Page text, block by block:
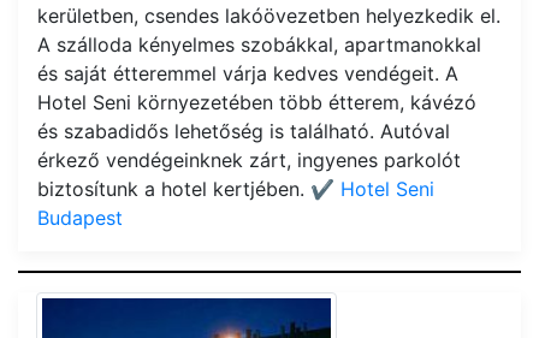
kerületben, csendes lakóövezetben helyezkedik el.
A szálloda kényelmes szobákkal, apartmanokkal
és saját étteremmel várja kedves vendégeit. A
Hotel Seni környezetében több étterem, kávézó
és szabadidős lehetőség is található. Autóval
érkező vendégeinknek zárt, ingyenes parkolót
biztosítunk a hotel kertjében. ✔️ Hotel Seni
Budapest